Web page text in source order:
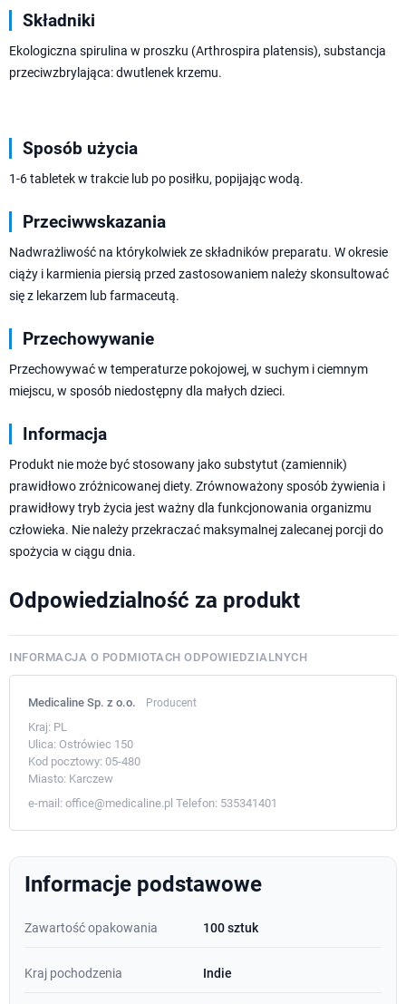
Składniki
Ekologiczna spirulina w proszku (Arthrospira platensis), substancja
przeciwzbrylająca: dwutlenek krzemu.
Sposób użycia
1-6 tabletek w trakcie lub po posiłku, popijając wodą.
Przeciwwskazania
Nadwrażliwość na którykolwiek ze składników preparatu. W okresie
ciąży i karmienia piersią przed zastosowaniem należy skonsultować
się z lekarzem lub farmaceutą.
Przechowywanie
Przechowywać w temperaturze pokojowej, w suchym i ciemnym
miejscu, w sposób niedostępny dla małych dzieci.
Informacja
Produkt nie może być stosowany jako substytut (zamiennik)
prawidłowo zróżnicowanej diety. Zrównoważony sposób żywienia i
prawidłowy tryb życia jest ważny dla funkcjonowania organizmu
człowieka. Nie należy przekraczać maksymalnej zalecanej porcji do
spożycia w ciągu dnia.
Odpowiedzialność za produkt
INFORMACJA O PODMIOTACH ODPOWIEDZIALNYCH
Medicaline Sp. z o.o. Producent
Kraj: PL
Ulica: Ostrówiec 150
Kod pocztowy: 05-480
Miasto: Karczew
e-mail: office@medicaline.pl Telefon: 535341401
Informacje podstawowe
Zawartość opakowania 100 sztuk
Kraj pochodzenia Indie